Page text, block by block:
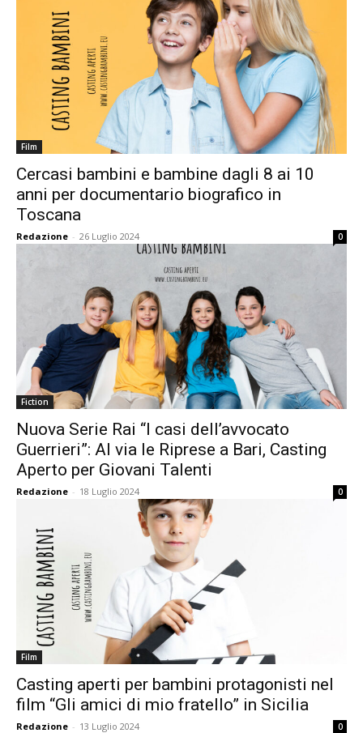
Film
Cercasi bambini e bambine dagli 8 ai 10
anni per documentario biografico in
Toscana
Redazione - 26 Luglio 2024 0
Fiction
Nuova Serie Rai “I casi dell’avvocato
Guerrieri”: Al via le Riprese a Bari, Casting
Aperto per Giovani Talenti
Redazione - 18 Luglio 2024 0
Film
Casting aperti per bambini protagonisti nel
film “Gli amici di mio fratello” in Sicilia
Redazione - 13 Luglio 2024 0